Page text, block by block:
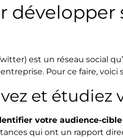
développer
est un réseau social
Pour ce faire, voici
et étudiez
votre audience-
qui ont un rapport